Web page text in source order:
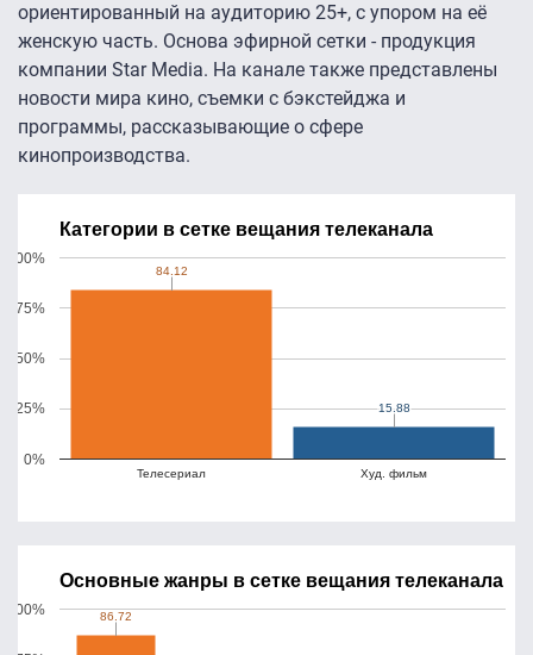
ориентированный на аудиторию 25+, с упором на её
женскую часть. Основа эфирной сетки - продукция
компании Star Media. На канале также представлены
новости мира кино, съемки с бэкстейджа и
программы, рассказывающие о сфере
кинопроизводства.
Категории в сетке вещания телеканала
Телесериал Худ. фильм
0%
25%
50%
75%
100%
84.12
84.12
15.88
15.88
Основные жанры в сетке вещания телеканала
100% 86.72
86.72